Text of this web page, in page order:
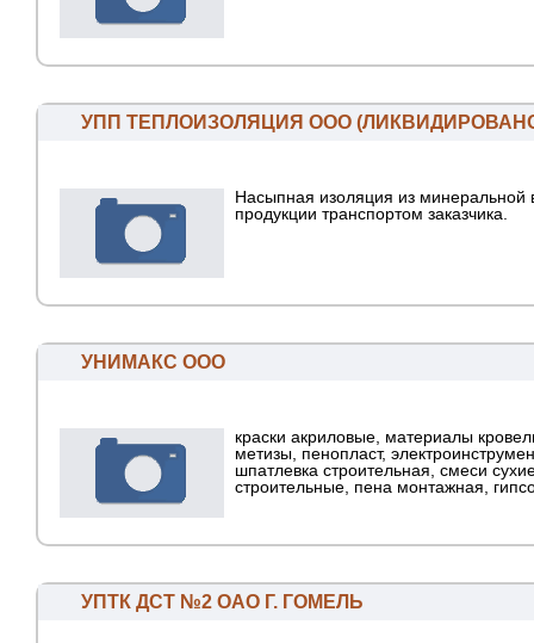
УПП ТЕПЛОИЗОЛЯЦИЯ ООО
Насыпная изоляция из минеральной
продукции транспортом заказчика.
УНИМАКС ООО
краски акриловые, материалы
метизы, пенопласт,
шпатлевка строительная, смеси
строительные, пена монтажная,
УПТК ДСТ №2 ОАО Г. ГОМЕЛЬ